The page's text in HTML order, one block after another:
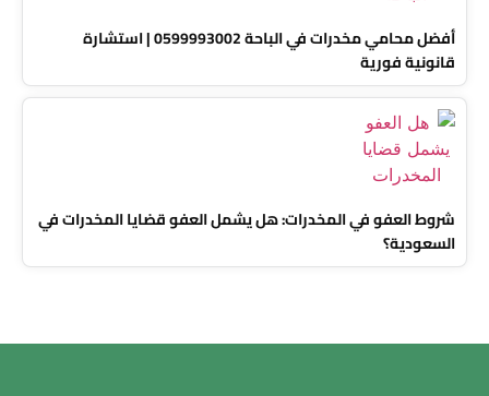
أفضل محامي مخدرات في الباحة 0599993002 | استشارة
قانونية فورية
شروط العفو في المخدرات: هل يشمل العفو قضايا المخدرات في
السعودية؟